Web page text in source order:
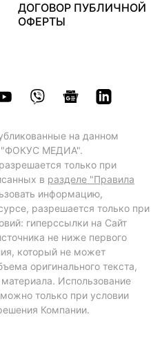
ДОГОВОР ПУБЛИЧНОЙ
ОФЕРТЫ
на данном
"ФОКУС МЕДИА".
только при
в разделе "Правила
информацию,
разрешается только при
гиперссылки на Сайт
не ниже первого
который не может
оригинального текста,
Использование
только при условии
Компании.